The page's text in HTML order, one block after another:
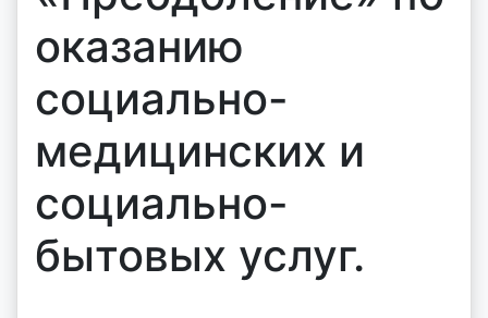
оказанию
социально-
медицинских и
социально-
бытовых услуг.